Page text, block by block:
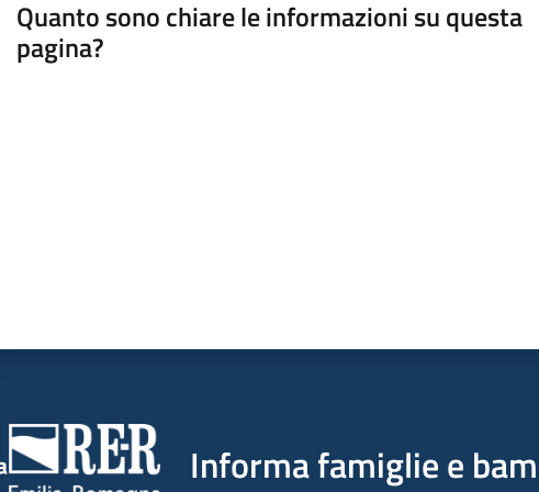
Quanto sono chiare le informazioni su questa
pagina?
Informa famiglie e